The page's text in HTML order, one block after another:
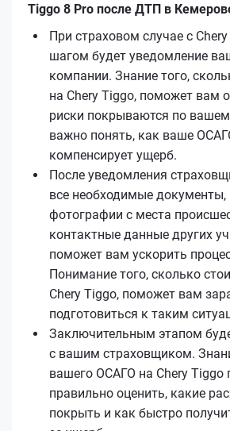
Tiggo 8 Pro после ДТП в
При страховом случае с
шагом будет уведомление
компании. Знание того,
на Chery Tiggo, поможет вам
риски покрываются по
важно понять, как ваше
компенсирует ущерб.
После уведомления
все необходимые
фотографии с места
контактные данные других
поможет вам ускорить
Понимание того, сколько
Chery Tiggo, поможет вам
подготовиться к таким
Заключительным этапом
с вашим страховщиком.
вашего ОСАГО на Chery
правильно оценить, какие
покрыть и как быстро